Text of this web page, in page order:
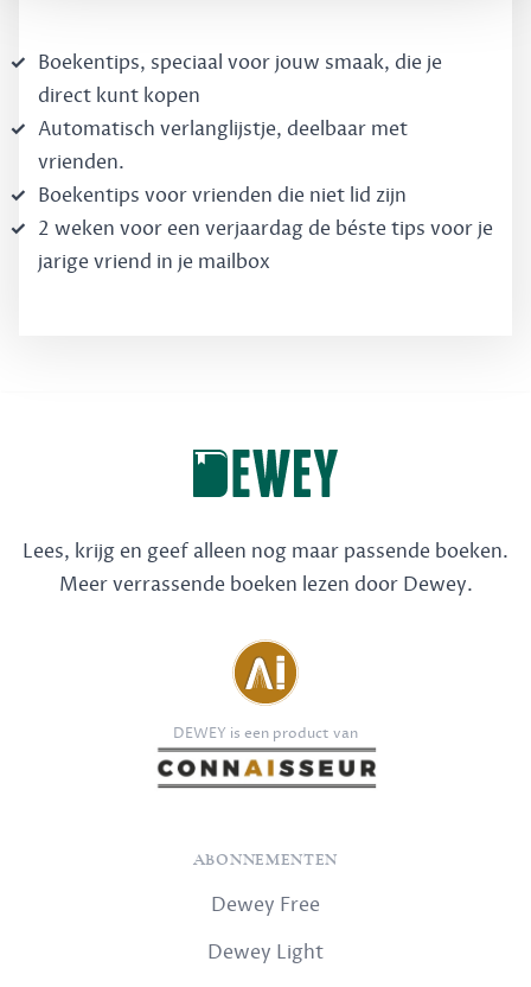
Boekentips, speciaal voor jouw smaak, die je
direct kunt kopen
Automatisch verlanglijstje, deelbaar met
vrienden.
Boekentips voor vrienden die niet lid zijn
2 weken voor een verjaardag de béste tips voor je
jarige vriend in je mailbox
Lees, krijg en geef alleen nog maar passende boeken.
Meer verrassende boeken lezen door Dewey.
DEWEY is een product van
ABONNEMENTEN
Dewey Free
Dewey Light